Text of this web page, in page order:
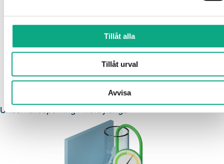
Tillåt alla
Tillåt urval
Avvisa
Underhållsspolning i Mörbylånga